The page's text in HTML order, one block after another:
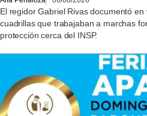
El regidor Gabriel Rivas documentó
cuadrillas que trabajaban a marchas
protección cerca del INSP.